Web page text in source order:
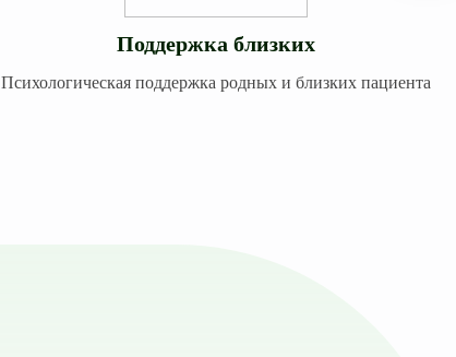
Поддержка близких
Психологическая поддержка родных и близких пациента